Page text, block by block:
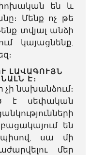
են և
Մենք ոչ թե
տվյալ անձի
կայացնենք,
ԼԱՎԱԳՈՒՅՆ
Է։
չի նախանձում։
է սեփական
են
սա մի
մեր